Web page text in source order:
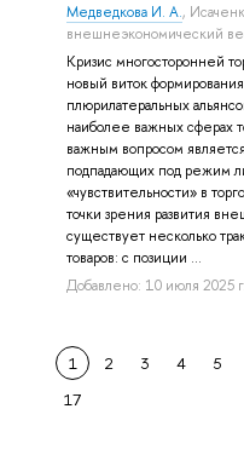
Медведкова И. А.,
внешнеэкономический
Кризис многосторонней
новый виток
плюрилатеральных
наиболее важных сферах
важным вопросом
подпадающих под режим
«чувствительности» в
точки зрения развития
существует несколько
товаров: с позиции ...
Добавлено: 10 июля 2025 г.
1 2 3 4 5
17